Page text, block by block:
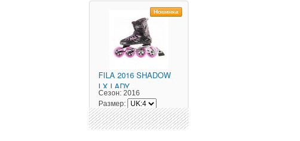
Новинка
FILA 2016 SHADOW
LX LADY
black/magenta
Сезон:2016
Размер: